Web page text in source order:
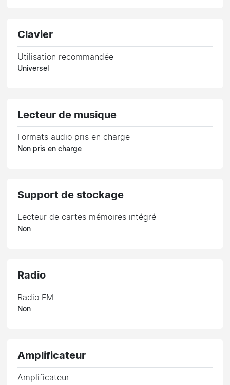
Clavier
Utilisation recommandée
Universel
Lecteur de musique
Formats audio pris en charge
Non pris en charge
Support de stockage
Lecteur de cartes mémoires intégré
Non
Radio
Radio FM
Non
Amplificateur
Amplificateur